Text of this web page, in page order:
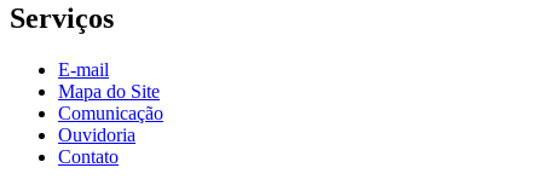
Serviços
E-mail
Mapa do Site
Comunicação
Ouvidoria
Contato